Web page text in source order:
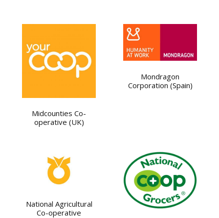
Midcounties Co-
operative (UK)
Mondragon
Corporation (Spain)
National Agricultural
Co-operative